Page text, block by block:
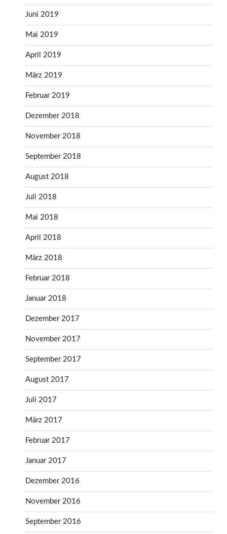
Juni 2019
Mai 2019
April 2019
März 2019
Februar 2019
Dezember 2018
November 2018
September 2018
August 2018
Juli 2018
Mai 2018
April 2018
März 2018
Februar 2018
Januar 2018
Dezember 2017
November 2017
September 2017
August 2017
Juli 2017
März 2017
Februar 2017
Januar 2017
Dezember 2016
November 2016
September 2016